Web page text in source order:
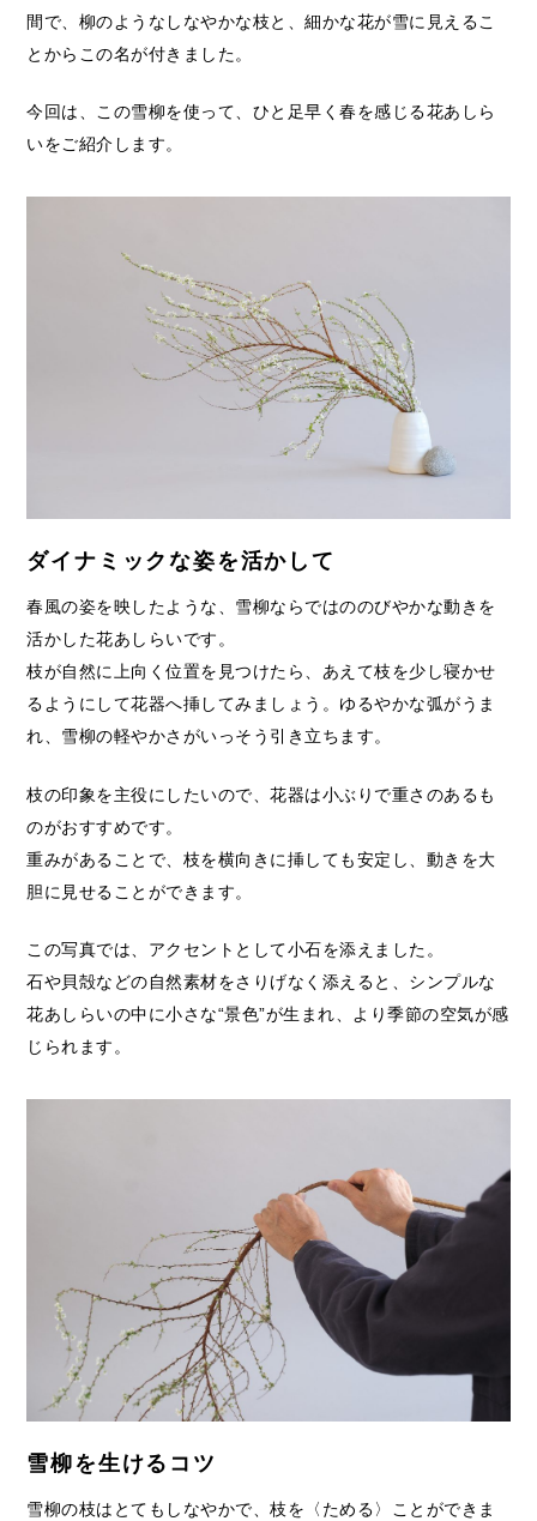
間で、柳のようなしなやかな枝と、細かな花が雪に見えるこ
とからこの名が付きました。
今回は、この雪柳を使って、ひと足早く春を感じる花あしら
いをご紹介します。
ダイナミックな姿を活かして
春風の姿を映したような、雪柳ならではののびやかな動きを
活かした花あしらいです。
枝が自然に上向く位置を見つけたら、あえて枝を少し寝かせ
るようにして花器へ挿してみましょう。ゆるやかな弧がうま
れ、雪柳の軽やかさがいっそう引き立ちます。
枝の印象を主役にしたいので、花器は小ぶりで重さのあるも
のがおすすめです。
重みがあることで、枝を横向きに挿しても安定し、動きを大
胆に見せることができます。
この写真では、アクセントとして小石を添えました。
石や貝殻などの自然素材をさりげなく添えると、シンプルな
花あしらいの中に小さな“景色”が生まれ、より季節の空気が感
じられます。
雪柳を生けるコツ
雪柳の枝はとてもしなやかで、枝を〈ためる〉ことができま